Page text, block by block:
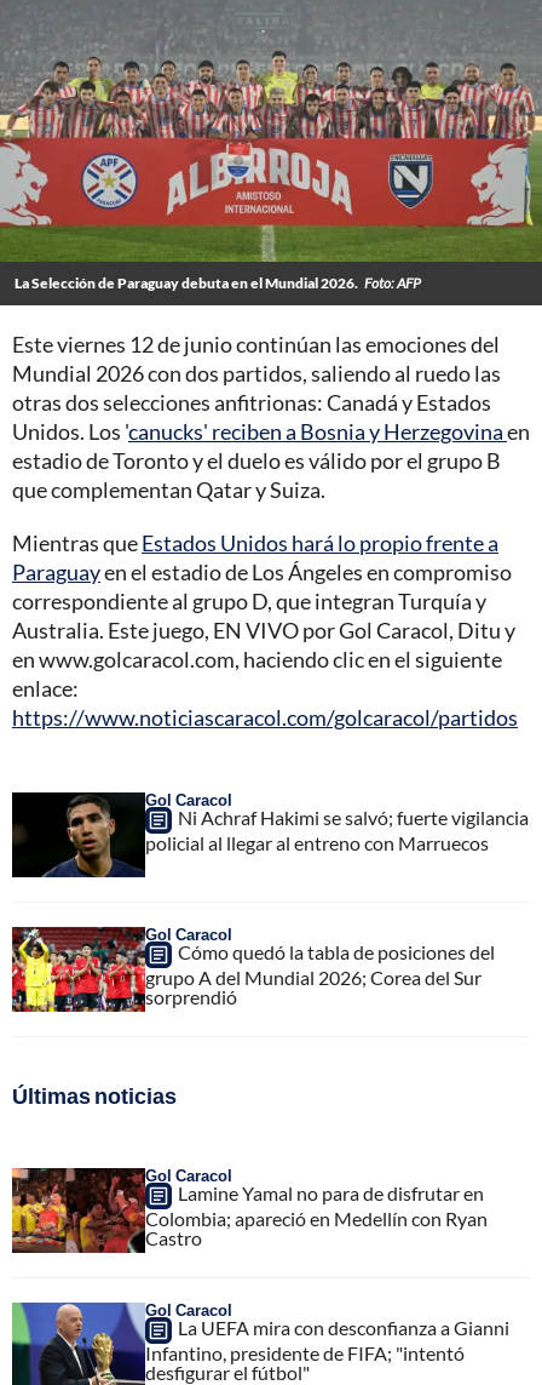
La Selección de Paraguay debuta en el Mundial 2026. Foto: AFP
Este viernes 12 de junio continúan las emociones del
Mundial 2026 con dos partidos, saliendo al ruedo las
otras dos selecciones anfitrionas: Canadá y Estados
Unidos. Los 'canucks' reciben a Bosnia y Herzegovinaen
estadio de Toronto y el duelo es válido por el grupo B
que complementan Qatar y Suiza.
Mientras queEstados Unidos hará lo propio frente a
Paraguayen el estadio de Los Ángeles en compromiso
correspondiente al grupo D, que integran Turquía y
Australia. Este juego, EN VIVO por Gol Caracol, Ditu y
en www.golcaracol.com, haciendo clic en el siguiente
enlace:
https://www.noticiascaracol.com/golcaracol/partidos
Gol Caracol
Ni Achraf Hakimi se salvó; fuerte vigilancia
policial al llegar al entreno con Marruecos
Gol Caracol
Cómo quedó la tabla de posiciones del
grupo A del Mundial 2026; Corea del Sur
sorprendió
Últimas noticias
Gol Caracol
Lamine Yamal no para de disfrutar en
Colombia; apareció en Medellín con Ryan
Castro
Gol Caracol
La UEFA mira con desconfianza a Gianni
Infantino, presidente de FIFA; "intentó
desfigurar el fútbol"